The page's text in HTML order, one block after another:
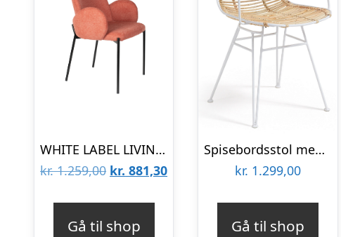
WHITE LABEL LIVING Tjarda spisebordsstol, m. armlæn – gammel rosa polyester og sort jern
kr.1.259,00 Den
kr. 881,30Den
Gå til shop
Spisebordsstol med armlæn Kave Home Tishana håndflettet rattan natur/hvid
kr. 1.299,00
Gå til shop